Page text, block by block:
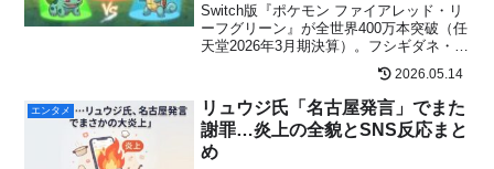
Switch版『ポケモン ファイアレッド・リ
ーフグリーン』が全世界400万本突破（任
天堂2026年3月期決算）。フシギダネ・ヒ
トカゲ・ゼニガメの最適解を、ジム攻
略・人気投票・色違い確率・徘徊伝説3犬
の連動仕様まで含めて徹底解説。あなた
の「最初の一匹」を決めるための完全ガ
イド。
2026.05.14
エンタメ
リュウジ氏「名古屋発言」でまた
謝罪…炎上の全貌とSNS反応まと
め